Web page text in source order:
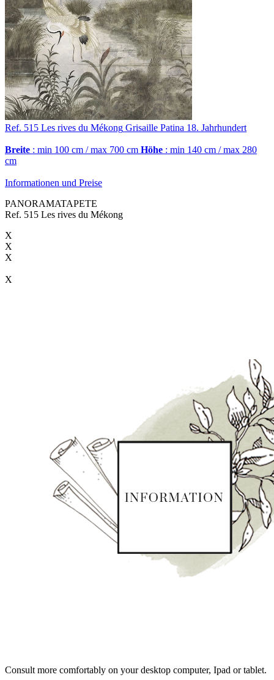
Ref. 515 Les rives du Mékong Grisaille Patina 18. Jahrhundert
Breite : min 100 cm / max 700 cm Höhe : min 140 cm / max 280
cm
Informationen und Preise
PANORAMATAPETE
Ref. 515 Les rives du Mékong
X
X
X
X
Consult more comfortably on your desktop computer, Ipad or tablet.